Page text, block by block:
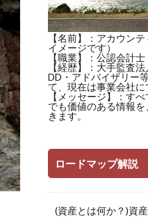
【名前】：アカウン
イメージです）
【職業】：公認会計士
【経歴】：大手監査
DD・アドバイザリー
て、現在は事業会社に
【メッセージ】：す
でも価値のある情報
きます。
ロードマップ解説
(資産とは何か？)資